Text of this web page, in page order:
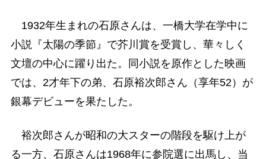
1932年生まれの石原さんは、一橋大学在学中に
小説『太陽の季節』で芥川賞を受賞し、華々しく
文壇の中心に躍り出た。同小説を原作とした映画
では、2才年下の弟、石原裕次郎さん（享年52）が
銀幕デビューを果たした。
裕次郎さんが昭和の大スターの階段を駆け上が
る一方、石原さんは1968年に参院選に出馬し、当